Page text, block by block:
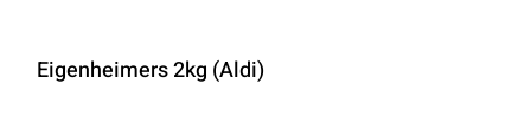
Eigenheimers 2kg (Aldi)